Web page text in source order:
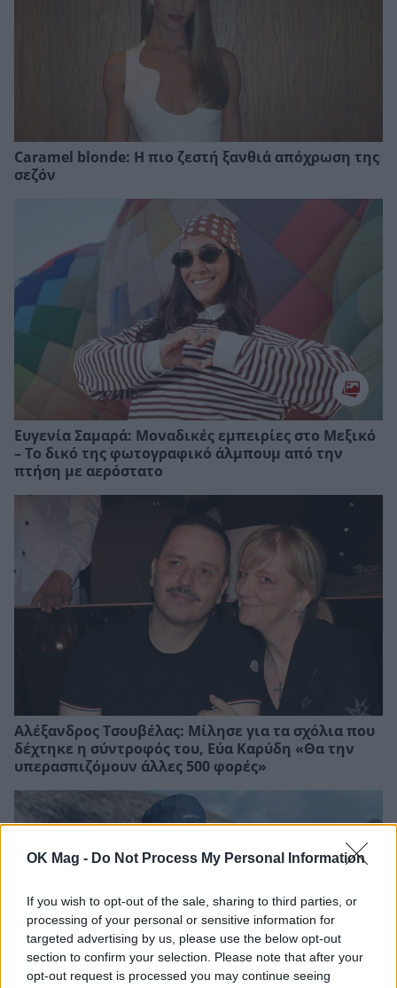
OK Mag - Do Not Process My Personal Information
If you wish to opt-out of the sale, sharing to third parties, or
processing of your personal or sensitive information for
targeted advertising by us, please use the below opt-out
section to confirm your selection. Please note that after your
opt-out request is processed you may continue seeing
Caramel blonde: Η πιο ζεστή ξανθιά απόχρωση της
σεζόν
Ευγενία Σαμαρά: Μοναδικές εμπειρίες στο Μεξικό
– Το δικό της φωτογραφικό άλμπουμ από την
πτήση με αερόστατο
Αλέξανδρος Τσουβέλας: Μίλησε για τα σχόλια που
δέχτηκε η σύντροφός του, Εύα Καρύδη «Θα την
υπερασπιζόμουν άλλες 500 φορές»